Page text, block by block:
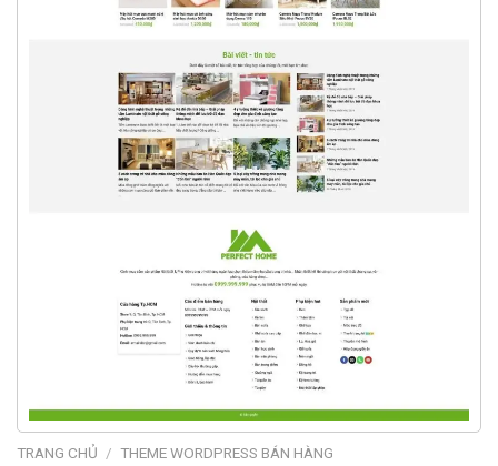
TRANG CHỦ / THEME WORDPRESS BÁN HÀNG